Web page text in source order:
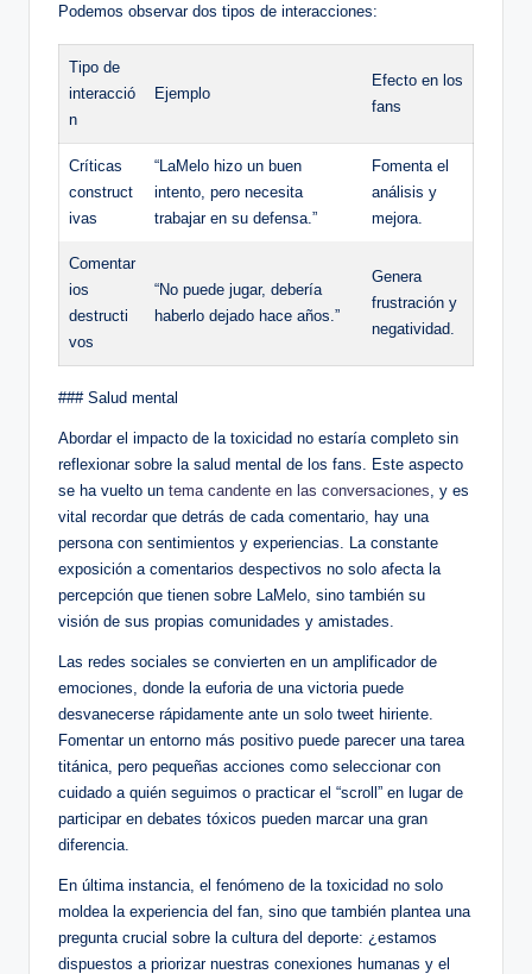
Podemos observar dos tipos de⁤ interacciones:
Tipo de
interacció
n
Ejemplo
Efecto en los
⁣fans
Críticas
construct
ivas
“LaMelo hizo un​ buen
intento, pero necesita
trabajar en ‌su defensa.”
Fomenta el
análisis y
mejora.
Comentar
ios
destructi
vos
“No puede‌ jugar, debería
haberlo⁢ dejado hace años.”
Genera
frustración‌ y
negatividad.
###⁣ Salud mental
Abordar el impacto de la toxicidad no estaría completo sin
‌reflexionar sobre la ‌salud mental de los fans. ‍Este aspecto
se ha​ vuelto ⁢un tema candente en las conversaciones ,⁣ y es
vital recordar que detrás de cada comentario, ⁣hay una​
persona con sentimientos y experiencias. La constante
⁢exposición‍ a comentarios ​despectivos no⁤ solo afecta la
‍percepción que tienen ⁢sobre LaMelo, ​sino también su
visión de ⁤sus‌ propias comunidades y amistades.
Las redes sociales se ‍convierten en ⁣un amplificador de⁣
emociones, ⁤donde la euforia de una⁣ victoria puede
‍desvanecerse rápidamente ante un solo ⁣tweet hiriente.
Fomentar un entorno más positivo​ puede parecer una tarea
titánica, pero pequeñas acciones como seleccionar con⁣
cuidado a quién seguimos o⁤ practicar el “scroll” en lugar de
participar en debates tóxicos pueden marcar‌ una gran
diferencia.
En última instancia, el ⁤fenómeno ‌de la ‌toxicidad no solo
moldea la experiencia del ‌fan, sino‌ que también plantea una
pregunta crucial sobre la cultura del​ deporte: ¿estamos
dispuestos a priorizar nuestras conexiones humanas ‍y‌ el